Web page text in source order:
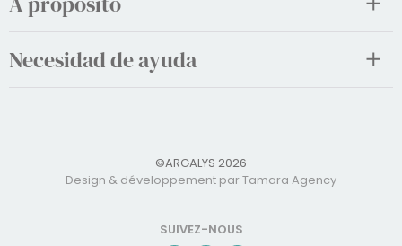
A proposito
Necesidad de ayuda
©ARGALYS 2026